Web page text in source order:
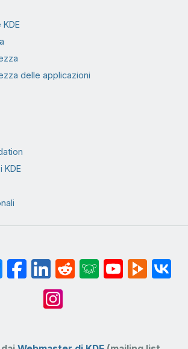
delle applicazioni
KDE